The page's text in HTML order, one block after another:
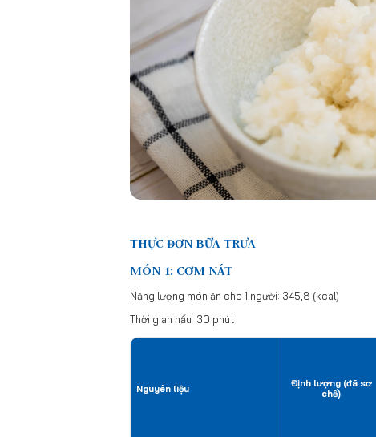
THỰC ĐƠN BỮA TRƯA
MÓN 1: CƠM NÁT
Năng lượng món ăn cho 1 người: 345,8 (kcal)
Thời gian nấu: 30 phút
Nguyên liệu
Định lượng (đã sơ
chế)